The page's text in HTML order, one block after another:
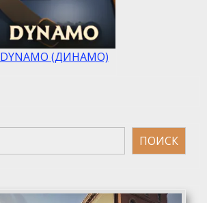
DYNAMO (ДИНАМО)
ПОИСК